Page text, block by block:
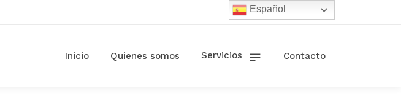
Inicio Quienes somos Servicios Contacto
Español